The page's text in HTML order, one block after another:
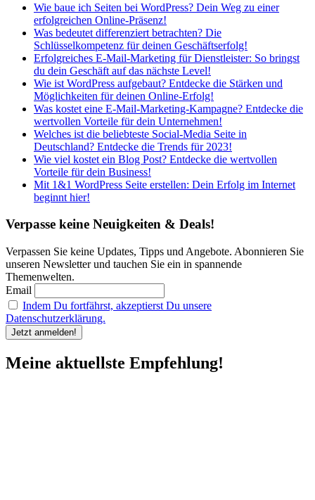
Wie baue ich Seiten bei WordPress? Dein Weg zu einer
erfolgreichen Online-Präsenz!
Was bedeutet differenziert betrachten? Die
Schlüsselkompetenz für deinen Geschäftserfolg!
Erfolgreiches E-Mail-Marketing für Dienstleister: So bringst
du dein Geschäft auf das nächste Level!
Wie ist WordPress aufgebaut? Entdecke die Stärken und
Möglichkeiten für deinen Online-Erfolg!
Was kostet eine E-Mail-Marketing-Kampagne? Entdecke die
wertvollen Vorteile für dein Unternehmen!
Welches ist die beliebteste Social-Media Seite in
Deutschland? Entdecke die Trends für 2023!
Wie viel kostet ein Blog Post? Entdecke die wertvollen
Vorteile für dein Business!
Mit 1&1 WordPress Seite erstellen: Dein Erfolg im Internet
beginnt hier!
Verpasse keine Neuigkeiten & Deals!
Verpassen Sie keine Updates, Tipps und Angebote. Abonnieren Sie
unseren Newsletter und tauchen Sie ein in spannende
Themenwelten.
Email
Indem Du fortfährst, akzeptierst Du unsere
Datenschutzerklärung.
Meine aktuellste Empfehlung!